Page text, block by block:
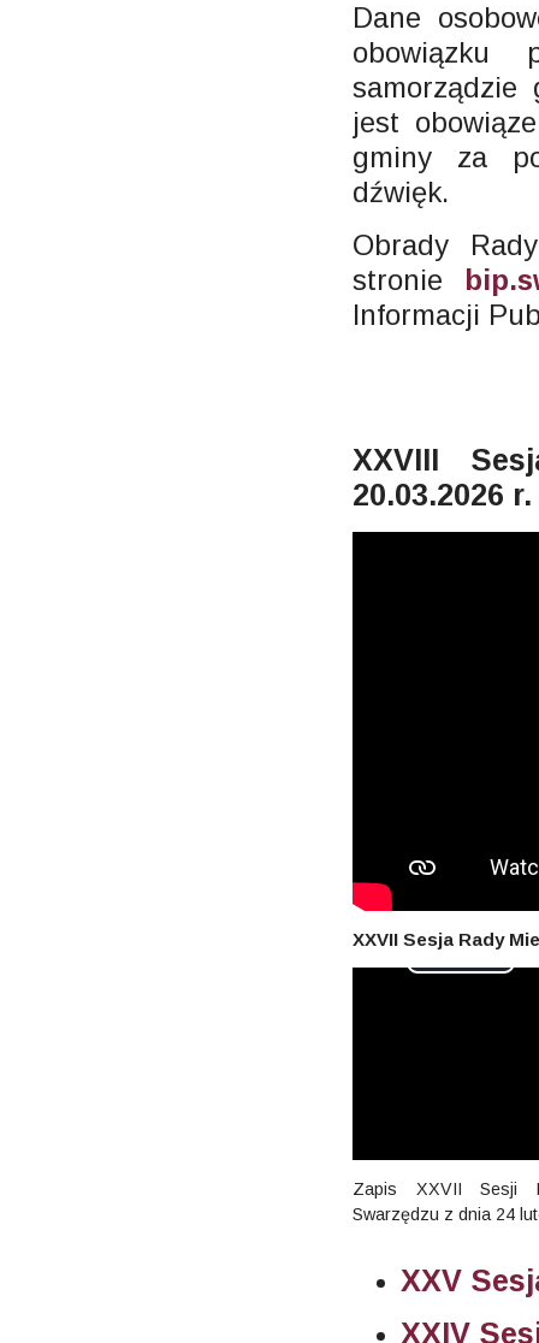
Dane
obowiązku
jest
gminy za
dźwięk.
Obrady
stronie
Informacji
XXVIII
20.03.2026 r.
XXVII Sesja Rady
Zapis XXVII Sesji
Swarzędzu z dnia 24
XXV
XXIV